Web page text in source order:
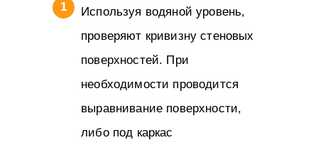
Используя водяной уровень,
проверяют кривизну стеновых
поверхностей. При
необходимости проводится
выравнивание поверхности,
либо под каркас